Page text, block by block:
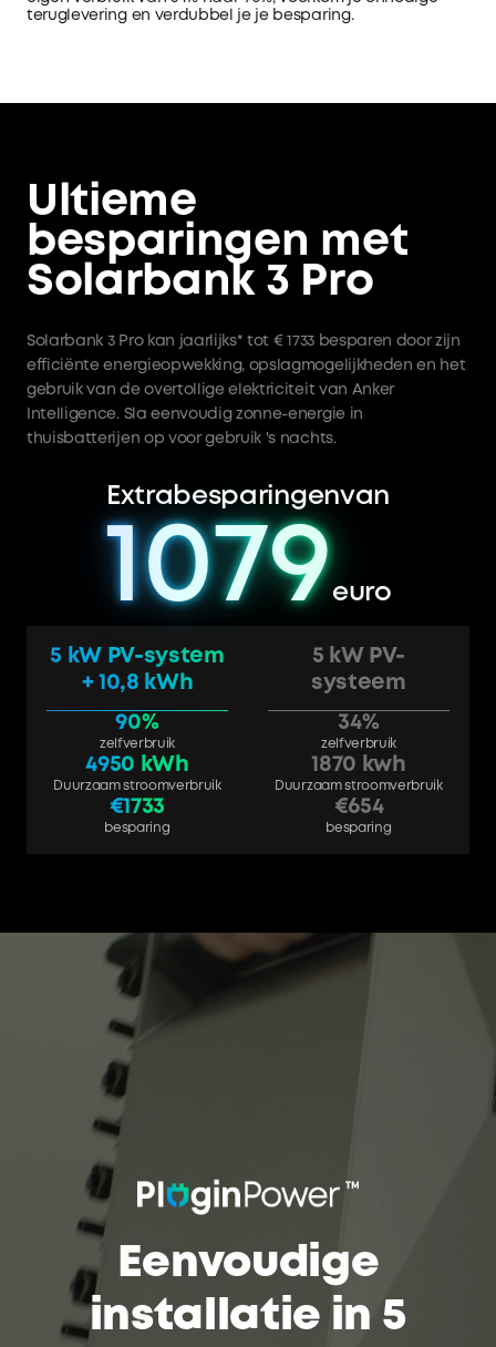
teruglevering en verdubbel je je besparing.
Ultieme
besparingen met
Solarbank 3 Pro
Solarbank 3 Pro kan jaarlijks* tot € 1733 besparen door zijn
efficiënte energieopwekking, opslagmogelijkheden en het
gebruik van de overtollige elektriciteit van Anker
Intelligence. Sla eenvoudig zonne-energie in
thuisbatterijen op voor gebruik 's nachts.
Extra besparingenvan
1079
1079
1079
1079euro
5 kW PV-system
+ 10,8 kWh
90%
zelfverbruik
4950 kWh
Duurzaam stroomverbruik
€1733
besparing
5 kW PV-
systeem
34%
zelfverbruik
1870 kwh
Duurzaam stroomverbruik
€654
besparing
Eenvoudige
installatie in 5